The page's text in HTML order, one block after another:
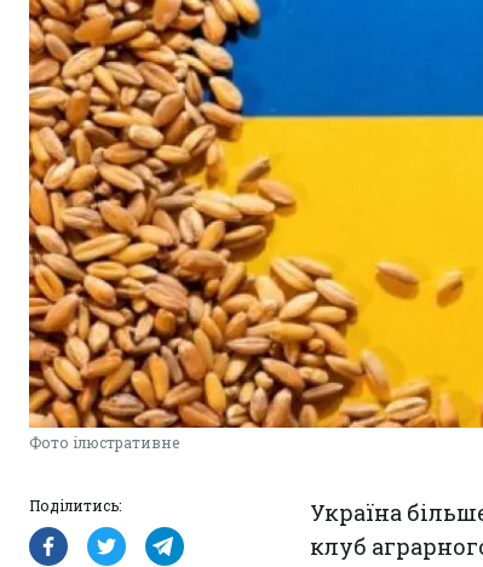
Фото ілюстративне
Поділитись: Україна
клуб